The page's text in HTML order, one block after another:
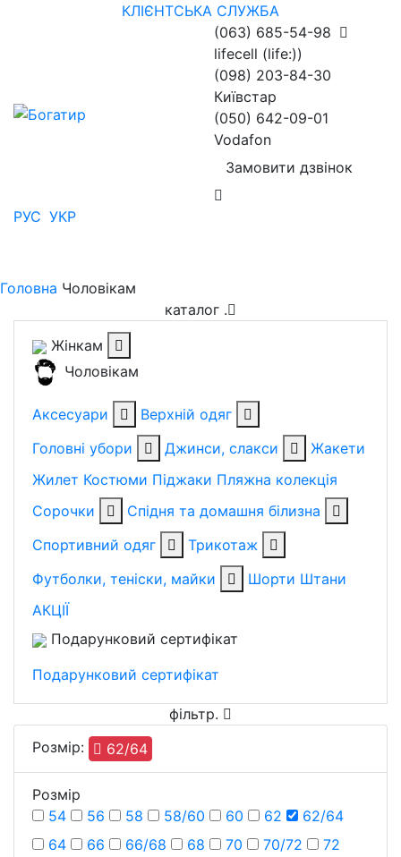
КЛІЄНТСЬКА СЛУЖБА
(063) 685-54-98
lifecell (life:))
(098) 203-84-30
Київстар
(050) 642-09-01
Vodafon
Замовити дзвінок
РУС УКР
Головна Чоловікам
каталог .
Жінкам
Чоловікам
Аксесуари
Верхній одяг
Головні убори
Джинси, слакси
Жакети
Жилет Костюми Піджаки Пляжна колекція
Сорочки
Спідня та домашня білизна
Спортивний одяг
Трикотаж
Футболки, теніски, майки
Шорти Штани
АКЦІЇ
Подарунковий сертифікат
Подарунковий сертифікат
фільтр.
Розмiр:
62/64
Розмiр
54
56 58 58/60 60 62
62/64
64
66 66/68 68 70 70/72
72